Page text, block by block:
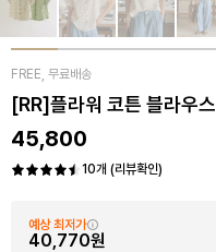
FREE, 무료배송
[RR]플라워 코튼 블라우스
45,800
10개 (리뷰확인)
예상 최저가
40,770원